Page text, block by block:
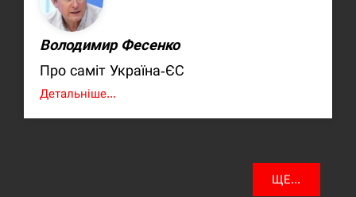
Володимир Фесенко
Про саміт Україна-ЄС
Детальніше...
ЩЕ...